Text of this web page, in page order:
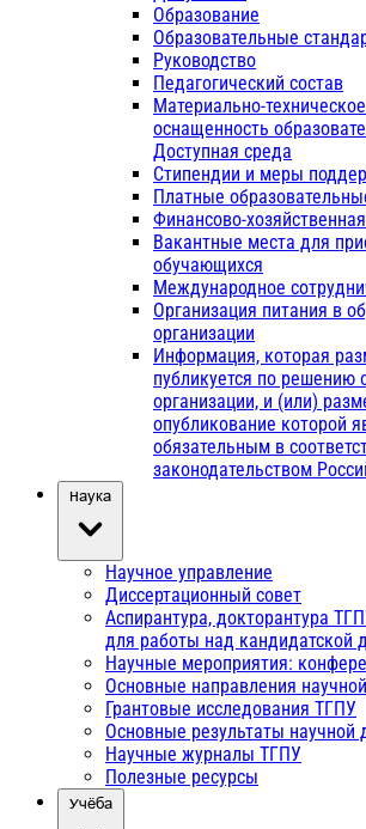
Образование
Образовательные
Руководство
Педагогический состав
Материально-
оснащенность
Доступная среда
Стипендии и меры
Платные
Финансово-
Вакантные места для
обучающихся
Международное
Организация питания в
организации
Информация, которая
публикуется по решению
организации, и (или)
опубликование которой
обязательным в
законодательством
Наука
Научное управление
Диссертационный совет
Аспирантура, докторантура
для работы над кандидатской
Научные мероприятия:
Основные направления
Грантовые исследования ТГПУ
Основные результаты научной
Научные журналы ТГПУ
Полезные ресурсы
Учёба